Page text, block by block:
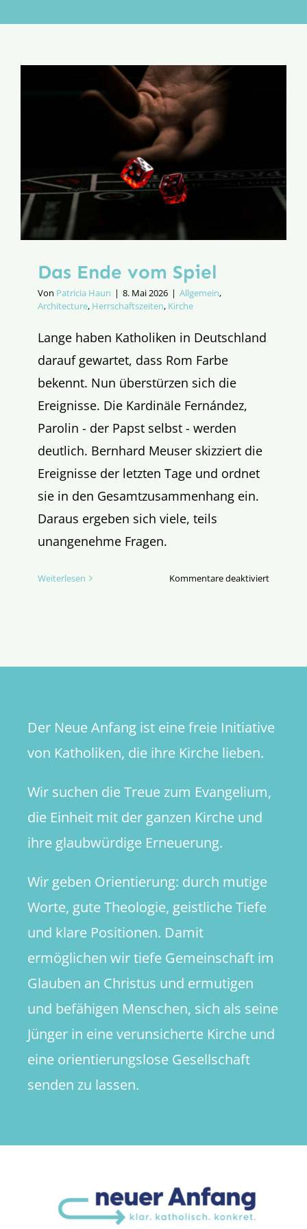
Aktion
Das Ende vom Spiel
Von Patricia Haun | 8. Mai 2026 | Allgemein,
Architecture, Herrschaftszeiten, Kirche
Lange haben Katholiken in Deutschland
darauf gewartet, dass Rom Farbe
bekennt. Nun überstürzen sich die
Ereignisse. Die Kardinäle Fernández,
Parolin - der Papst selbst - werden
deutlich. Bernhard Meuser skizziert die
Ereignisse der letzten Tage und ordnet
sie in den Gesamtzusammenhang ein.
Daraus ergeben sich viele, teils
unangenehme Fragen.
Weiterlesen Kommentare deaktiviertfür
Der Neue Anfang ist eine freie Initiative
von Katholiken, die ihre Kirche lieben.
Wir suchen die Treue zum Evangelium,
die Einheit mit der ganzen Kirche und
ihre glaubwürdige Erneuerung.
Wir geben Orientierung: durch mutige
Worte, gute Theologie, geistliche Tiefe
und klare Positionen. Damit
ermöglichen wir tiefe Gemeinschaft im
Glauben an Christus und ermutigen
und befähigen Menschen, sich als seine
Jünger in eine verunsicherte Kirche und
eine orientierungslose Gesellschaft
senden zu lassen.